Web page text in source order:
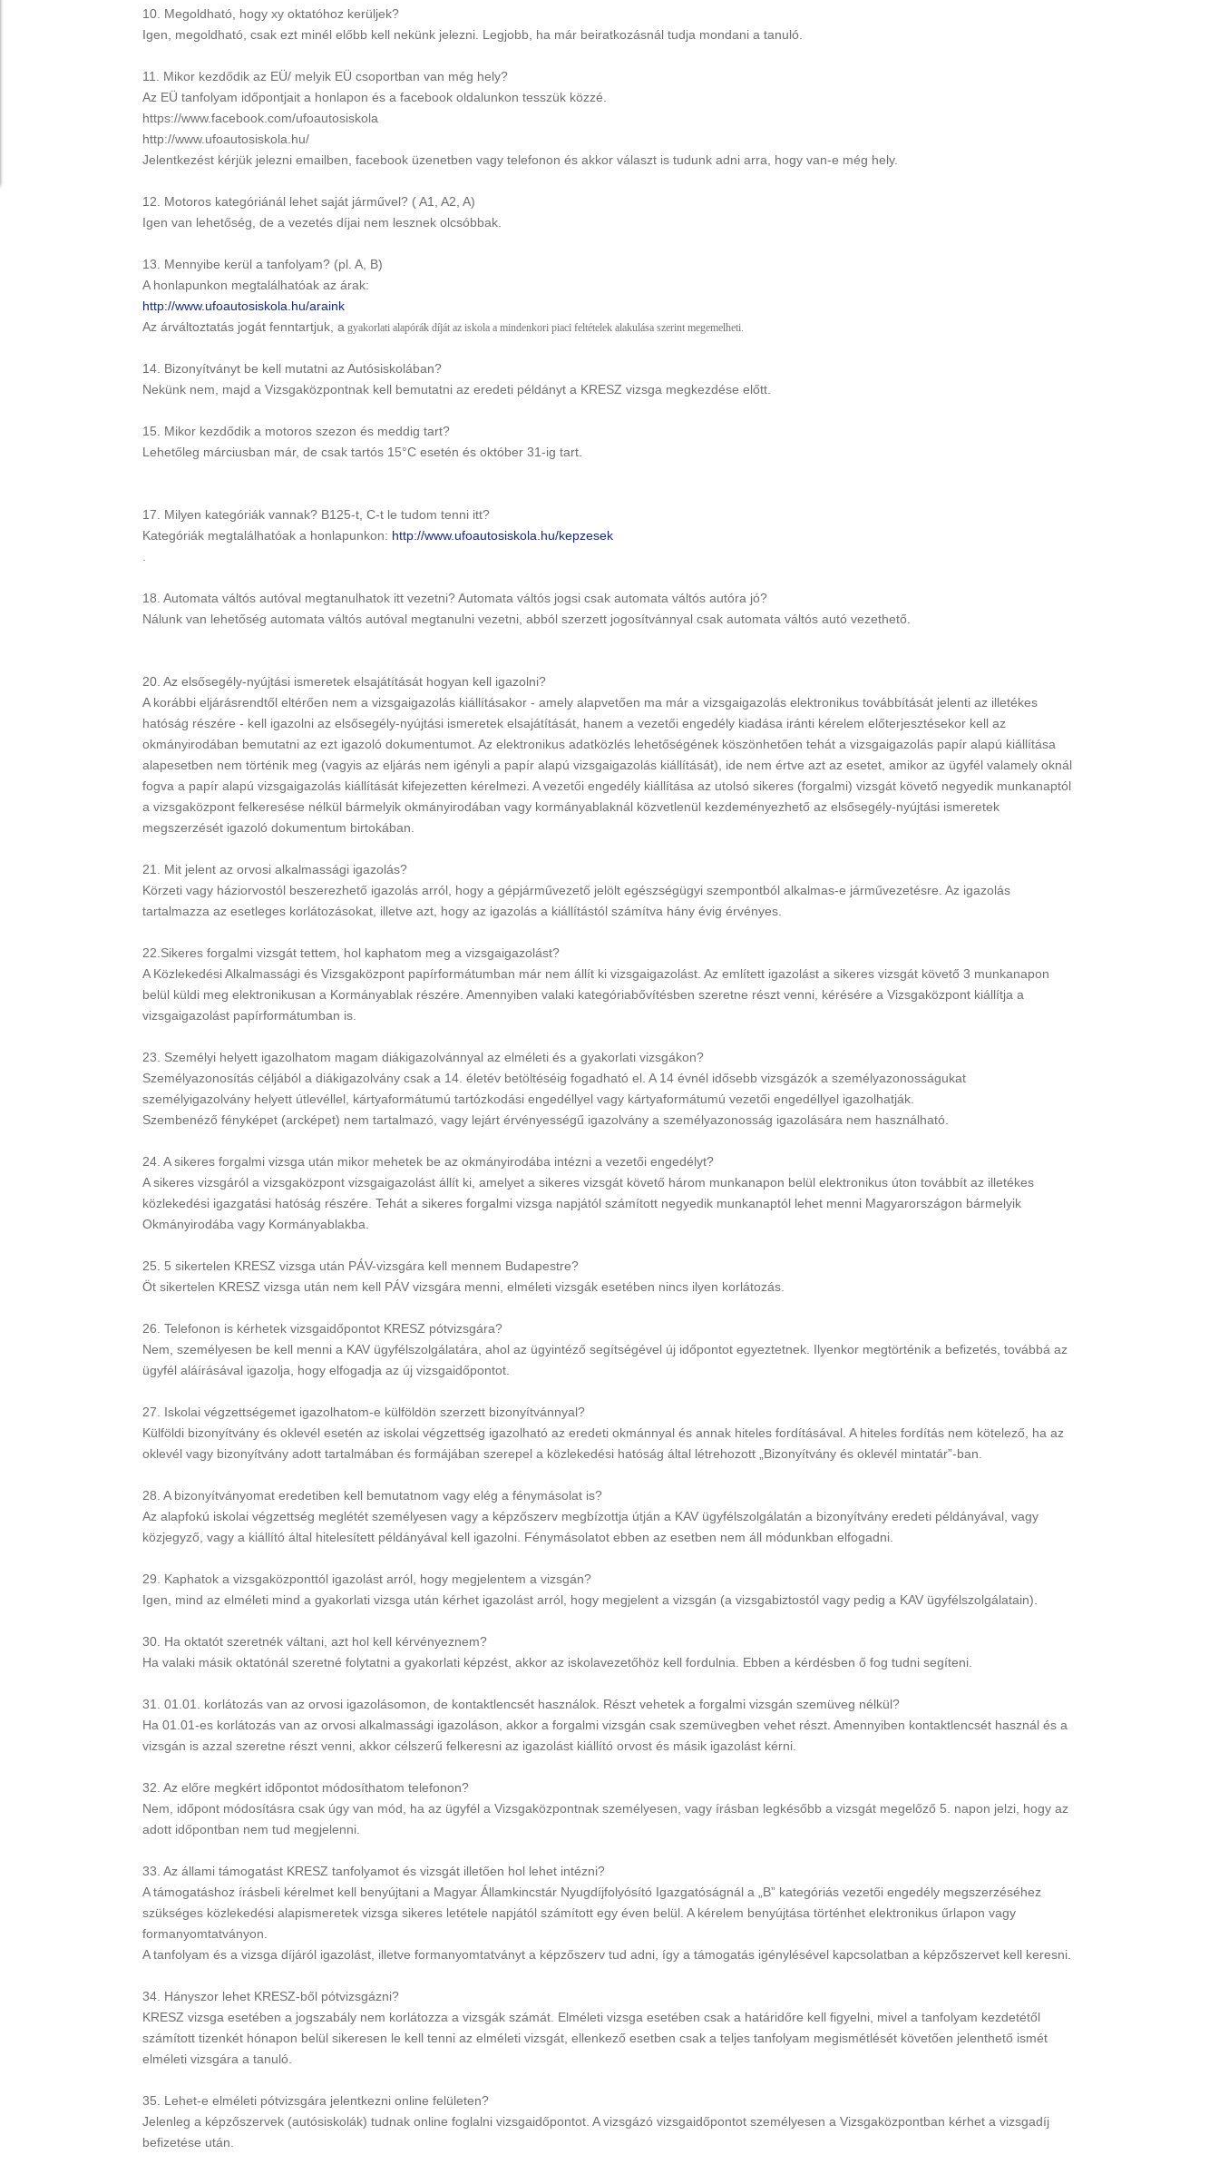
10. Megoldható, hogy xy oktatóhoz kerüljek?
Igen, megoldható, csak ezt minél előbb kell nekünk jelezni. Legjobb, ha már beiratkozásnál tudja mondani a tanuló.
11. Mikor kezdődik az EÜ/ melyik EÜ csoportban van még hely?
Az EÜ tanfolyam időpontjait a honlapon és a facebook oldalunkon tesszük közzé.
https://www.facebook.com/ufoautosiskola
http://www.ufoautosiskola.hu/
Jelentkezést kérjük jelezni emailben, facebook üzenetben vagy telefonon és akkor választ is tudunk adni arra, hogy van-e még hely.
12. Motoros kategóriánál lehet saját járművel? ( A1, A2, A)
Igen van lehetőség, de a vezetés díjai nem lesznek olcsóbbak.
13. Mennyibe kerül a tanfolyam? (pl. A, B)
A honlapunkon megtalálhatóak az árak:
http://www.ufoautosiskola.hu/araink
Az árváltoztatás jogát fenntartjuk, a gyakorlati alapórák díját az iskola a mindenkori piaci feltételek alakulása szerint megemelheti.
14. Bizonyítványt be kell mutatni az Autósiskolában?
Nekünk nem, majd a Vizsgaközpontnak kell bemutatni az eredeti példányt a KRESZ vizsga megkezdése előtt.
15. Mikor kezdődik a motoros szezon és meddig tart?
Lehetőleg márciusban már, de csak tartós 15°C esetén és október 31-ig tart.
17. Milyen kategóriák vannak? B125-t, C-t le tudom tenni itt?
Kategóriák megtalálhatóak a honlapunkon: http://www.ufoautosiskola.hu/kepzesek
18. Automata váltós autóval megtanulhatok itt vezetni? Automata váltós jogsi csak automata váltós autóra jó?
Nálunk van lehetőség automata váltós autóval megtanulni vezetni, abból szerzett jogosítvánnyal csak automata váltós autó vezethető.
20. Az elsősegély-nyújtási ismeretek elsajátítását hogyan kell igazolni?
A korábbi eljárásrendtől eltérően nem a vizsgaigazolás kiállításakor - amely alapvetően ma már a vizsgaigazolás elektronikus továbbítását jelenti az illetékes
hatóság részére - kell igazolni az elsősegély-nyújtási ismeretek elsajátítását, hanem a vezetői engedély kiadása iránti kérelem előterjesztésekor kell az
okmányirodában bemutatni az ezt igazoló dokumentumot. Az elektronikus adatközlés lehetőségének köszönhetően tehát a vizsgaigazolás papír alapú kiállítása
alapesetben nem történik meg (vagyis az eljárás nem igényli a papír alapú vizsgaigazolás kiállítását), ide nem értve azt az esetet, amikor az ügyfél valamely oknál
fogva a papír alapú vizsgaigazolás kiállítását kifejezetten kérelmezi. A vezetői engedély kiállítása az utolsó sikeres (forgalmi) vizsgát követő negyedik munkanaptól
a vizsgaközpont felkeresése nélkül bármelyik okmányirodában vagy kormányablaknál közvetlenül kezdeményezhető az elsősegély-nyújtási ismeretek
megszerzését igazoló dokumentum birtokában.
21. Mit jelent az orvosi alkalmassági igazolás?
Körzeti vagy háziorvostól beszerezhető igazolás arról, hogy a gépjárművezető jelölt egészségügyi szempontból alkalmas-e járművezetésre. Az igazolás
tartalmazza az esetleges korlátozásokat, illetve azt, hogy az igazolás a kiállítástól számítva hány évig érvényes.
22.Sikeres forgalmi vizsgát tettem, hol kaphatom meg a vizsgaigazolást?
A Közlekedési Alkalmassági és Vizsgaközpont papírformátumban már nem állít ki vizsgaigazolást. Az említett igazolást a sikeres vizsgát követő 3 munkanapon
belül küldi meg elektronikusan a Kormányablak részére. Amennyiben valaki kategóriabővítésben szeretne részt venni, kérésére a Vizsgaközpont kiállítja a
vizsgaigazolást papírformátumban is.
23. Személyi helyett igazolhatom magam diákigazolvánnyal az elméleti és a gyakorlati vizsgákon?
Személyazonosítás céljából a diákigazolvány csak a 14. életév betöltéséig fogadható el. A 14 évnél idősebb vizsgázók a személyazonosságukat
személyigazolvány helyett útlevéllel, kártyaformátumú tartózkodási engedéllyel vagy kártyaformátumú vezetői engedéllyel igazolhatják.
Szembenéző fényképet (arcképet) nem tartalmazó, vagy lejárt érvényességű igazolvány a személyazonosság igazolására nem használható.
24. A sikeres forgalmi vizsga után mikor mehetek be az okmányirodába intézni a vezetői engedélyt?
A sikeres vizsgáról a vizsgaközpont vizsgaigazolást állít ki, amelyet a sikeres vizsgát követő három munkanapon belül elektronikus úton továbbít az illetékes
közlekedési igazgatási hatóság részére. Tehát a sikeres forgalmi vizsga napjától számított negyedik munkanaptól lehet menni Magyarországon bármelyik
Okmányirodába vagy Kormányablakba.
25. 5 sikertelen KRESZ vizsga után PÁV-vizsgára kell mennem Budapestre?
Öt sikertelen KRESZ vizsga után nem kell PÁV vizsgára menni, elméleti vizsgák esetében nincs ilyen korlátozás.
26. Telefonon is kérhetek vizsgaidőpontot KRESZ pótvizsgára?
Nem, személyesen be kell menni a KAV ügyfélszolgálatára, ahol az ügyintéző segítségével új időpontot egyeztetnek. Ilyenkor megtörténik a befizetés, továbbá az
ügyfél aláírásával igazolja, hogy elfogadja az új vizsgaidőpontot.
27. Iskolai végzettségemet igazolhatom-e külföldön szerzett bizonyítvánnyal?
Külföldi bizonyítvány és oklevél esetén az iskolai végzettség igazolható az eredeti okmánnyal és annak hiteles fordításával. A hiteles fordítás nem kötelező, ha az
oklevél vagy bizonyítvány adott tartalmában és formájában szerepel a közlekedési hatóság által létrehozott „Bizonyítvány és oklevél mintatár”-ban.
28. A bizonyítványomat eredetiben kell bemutatnom vagy elég a fénymásolat is?
Az alapfokú iskolai végzettség meglétét személyesen vagy a képzőszerv megbízottja útján a KAV ügyfélszolgálatán a bizonyítvány eredeti példányával, vagy
közjegyző, vagy a kiállító által hitelesített példányával kell igazolni. Fénymásolatot ebben az esetben nem áll módunkban elfogadni.
29. Kaphatok a vizsgaközponttól igazolást arról, hogy megjelentem a vizsgán?
Igen, mind az elméleti mind a gyakorlati vizsga után kérhet igazolást arról, hogy megjelent a vizsgán (a vizsgabiztostól vagy pedig a KAV ügyfélszolgálatain).
30. Ha oktatót szeretnék váltani, azt hol kell kérvényeznem?
Ha valaki másik oktatónál szeretné folytatni a gyakorlati képzést, akkor az iskolavezetőhöz kell fordulnia. Ebben a kérdésben ő fog tudni segíteni.
31. 01.01. korlátozás van az orvosi igazolásomon, de kontaktlencsét használok. Részt vehetek a forgalmi vizsgán szemüveg nélkül?
Ha 01.01-es korlátozás van az orvosi alkalmassági igazoláson, akkor a forgalmi vizsgán csak szemüvegben vehet részt. Amennyiben kontaktlencsét használ és a
vizsgán is azzal szeretne részt venni, akkor célszerű felkeresni az igazolást kiállító orvost és másik igazolást kérni.
32. Az előre megkért időpontot módosíthatom telefonon?
Nem, időpont módosításra csak úgy van mód, ha az ügyfél a Vizsgaközpontnak személyesen, vagy írásban legkésőbb a vizsgát megelőző 5. napon jelzi, hogy az
adott időpontban nem tud megjelenni.
33. Az állami támogatást KRESZ tanfolyamot és vizsgát illetően hol lehet intézni?
A támogatáshoz írásbeli kérelmet kell benyújtani a Magyar Államkincstár Nyugdíjfolyósító Igazgatóságnál a „B” kategóriás vezetői engedély megszerzéséhez
szükséges közlekedési alapismeretek vizsga sikeres letétele napjától számított egy éven belül. A kérelem benyújtása történhet elektronikus űrlapon vagy
formanyomtatványon.
A tanfolyam és a vizsga díjáról igazolást, illetve formanyomtatványt a képzőszerv tud adni, így a támogatás igénylésével kapcsolatban a képzőszervet kell keresni.
34. Hányszor lehet KRESZ-ből pótvizsgázni?
KRESZ vizsga esetében a jogszabály nem korlátozza a vizsgák számát. Elméleti vizsga esetében csak a határidőre kell figyelni, mivel a tanfolyam kezdetétől
számított tizenkét hónapon belül sikeresen le kell tenni az elméleti vizsgát, ellenkező esetben csak a teljes tanfolyam megismétlését követően jelenthető ismét
elméleti vizsgára a tanuló.
35. Lehet-e elméleti pótvizsgára jelentkezni online felületen?
Jelenleg a képzőszervek (autósiskolák) tudnak online foglalni vizsgaidőpontot. A vizsgázó vizsgaidőpontot személyesen a Vizsgaközpontban kérhet a vizsgadíj
befizetése után.